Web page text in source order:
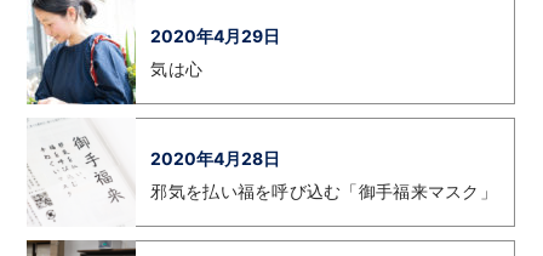
2020年4月29日
気は心
2020年4月28日
邪気を払い福を呼び込む「御手福来マスク」